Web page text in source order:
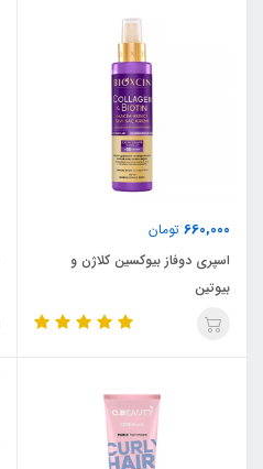
660,000 تومان
اسپری دوفاز بیوکسین کلاژن و
بیوتین